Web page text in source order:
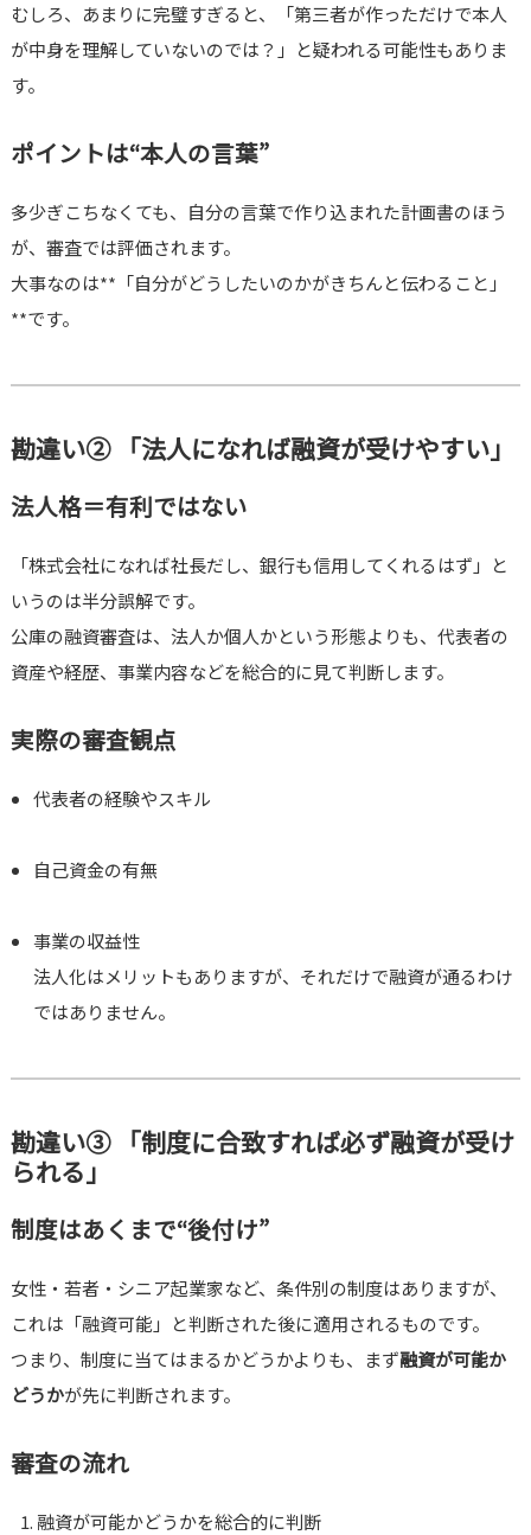
むしろ、あまりに完璧すぎると、「第三者が作っただけで本人
が中身を理解していないのでは？」と疑われる可能性もありま
す。
ポイントは“本人の言葉”
多少ぎこちなくても、自分の言葉で作り込まれた計画書のほう
が、審査では評価されます。
大事なのは**「自分がどうしたいのかがきちんと伝わること」
**です。
勘違い② 「法人になれば融資が受けやすい」
法人格＝有利ではない
「株式会社になれば社長だし、銀行も信用してくれるはず」と
いうのは半分誤解です。
公庫の融資審査は、法人か個人かという形態よりも、代表者の
資産や経歴、事業内容などを総合的に見て判断します。
実際の審査観点
代表者の経験やスキル
自己資金の有無
事業の収益性
法人化はメリットもありますが、それだけで融資が通るわけ
ではありません。
勘違い③ 「制度に合致すれば必ず融資が受け
られる」
制度はあくまで“後付け”
女性・若者・シニア起業家など、条件別の制度はありますが、
これは「融資可能」と判断された後に適用されるものです。
つまり、制度に当てはまるかどうかよりも、まず融資が可能か
どうかが先に判断されます。
審査の流れ
融資が可能かどうかを総合的に判断